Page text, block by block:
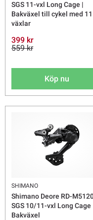
SGS 11-vxl Long Cage |
Bakväxel till cykel med 11
växlar
399 kr
559 kr
Köp nu
SHIMANO
Shimano Deore RD-
SGS 10/11-vxl Long Cage
Bakväxel